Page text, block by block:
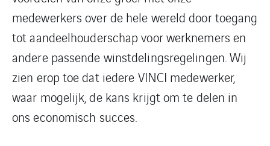
medewerkers over de hele wereld door toegang
tot aandeelhouderschap voor werknemers en
andere passende winstdelingsregelingen. Wij
zien erop toe dat iedere VINCI medewerker,
waar mogelijk, de kans krijgt om te delen in
ons economisch succes.